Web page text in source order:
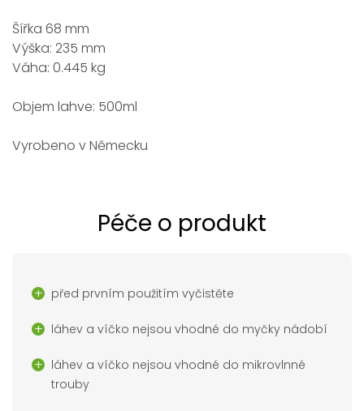
Šířka 68 mm
Výška: 235 mm
Váha: 0.445 kg
Objem lahve: 500ml
Vyrobeno v Německu
Péče o produkt
před prvním použitím vyčistěte
láhev a víčko nejsou vhodné do myčky nádobí
láhev a víčko nejsou vhodné do mikrovlnné
trouby